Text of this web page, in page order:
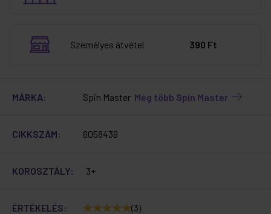
Személyes átvétel 390 Ft
MÁRKA: Spin Master Még több Spin Master
CIKKSZÁM: 6058439
KOROSZTÁLY: 3+
ÉRTÉKELÉS: (3)